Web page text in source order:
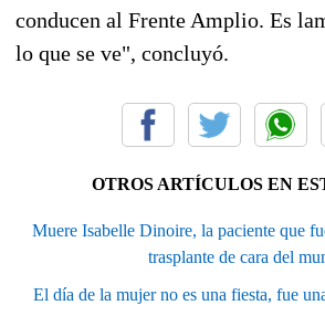
conducen al Frente Amplio. Es
lo que se ve", concluyó.
OTROS ARTÍCULOS EN
Muere Isabelle Dinoire, la paciente que
trasplante de cara del
El día de la mujer no es una fiesta, fue